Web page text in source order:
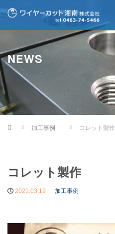
NEWS
Home 加工事例 コレット製作
コレット製作
2021.03.19 加工事例